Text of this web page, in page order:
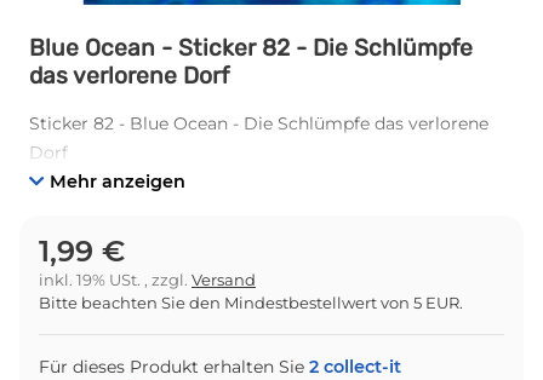
Blue Ocean - Sticker 82 - Die Schlümpfe
das verlorene Dorf
Sticker 82 - Blue Ocean - Die Schlümpfe das verlorene
Dorf
Mehr anzeigen
1,99 €
inkl. 19% USt. , zzgl. Versand
Bitte beachten Sie den Mindestbestellwert von 5 EUR.
Für dieses Produkt erhalten Sie 2 collect-it